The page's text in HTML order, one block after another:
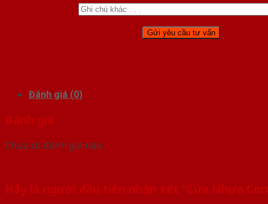
Đánh giá (0)
Đánh giá
Chưa có đánh giá nào.
Hãy là người đầu tiên nhận xét “Cửa Nhựa